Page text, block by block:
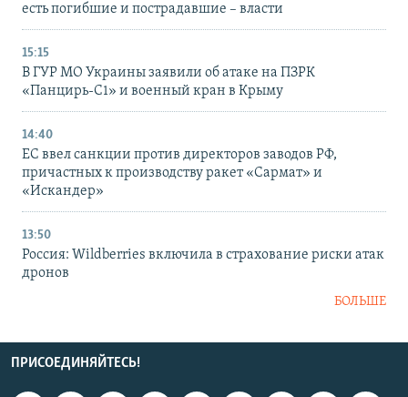
есть погибшие и пострадавшие – власти
15:15
В ГУР МО Украины заявили об атаке на ПЗРК
«Панцирь-С1» и военный кран в Крыму
14:40
ЕС ввел санкции против директоров заводов РФ,
причастных к производству ракет «Сармат» и
«Искандер»
13:50
Россия: Wildberries включила в страхование риски атак
дронов
БОЛЬШЕ
ПРИСОЕДИНЯЙТЕСЬ!